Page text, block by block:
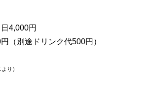
4,000円
（別途ドリンク代500円）
り）